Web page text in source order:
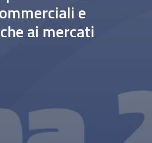
e
ai mercati